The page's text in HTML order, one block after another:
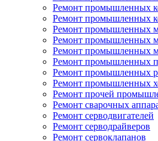
Ремонт промышленных
Ремонт промышленных
Ремонт промышленных
Ремонт промышленных
Ремонт промышленных
Ремонт промышленных
Ремонт промышленных
Ремонт промышленных
Ремонт прочей
Ремонт сварочных
Ремонт серводвигателей
Ремонт серводрайверов
Ремонт сервоклапанов